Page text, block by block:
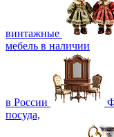
винтажные
мебель в наличии
в России
посуда,